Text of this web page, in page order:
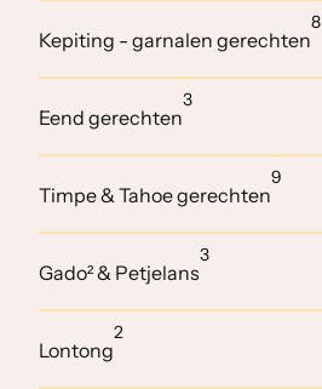
Kepiting - garnalen gerechten
8
Eend gerechten
3
Timpe & Tahoe gerechten
9
Gado² & Petjelans
3
Lontong
2